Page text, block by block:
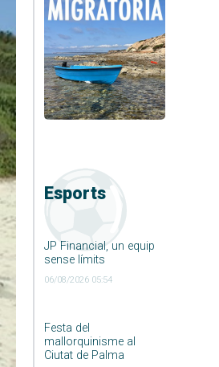
Esports
JP Financial, un equip
sense límits
06/08/2026 05:54
Festa del
mallorquinisme al
Ciutat de Palma